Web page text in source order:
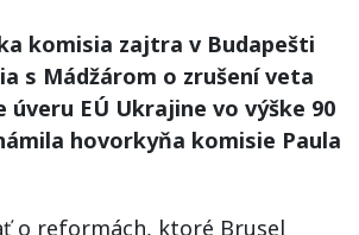
komisia zajtra v Budapešti
s Mádžárom o zrušení veta
EÚ Ukrajine vo výške 90
hovorkyňa komisie Paula
o reformách, ktoré Brusel